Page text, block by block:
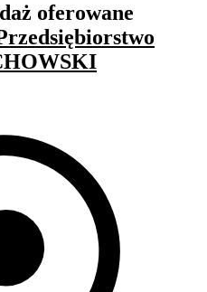
oferowane